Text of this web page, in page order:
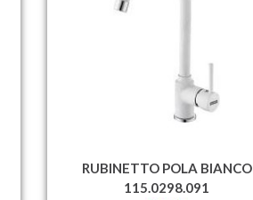
RUBINETTO POLA BIANCO
115.0298.091